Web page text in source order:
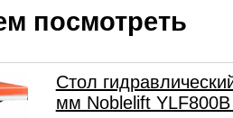
посмотреть
Стол
мм Noblelift